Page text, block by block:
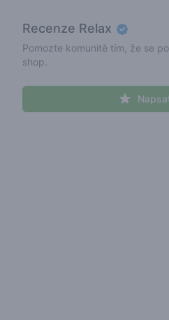
Recenze Relax
Pomozte komunitě tím, že se
shop.